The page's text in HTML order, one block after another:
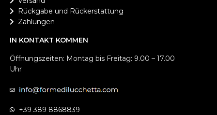
Rückgabe und Rückerstattung
Zahlungen
IN KONTAKT KOMMEN
Öffnungszeiten: Montag bis Freitag: 9.00 – 17.00
Uhr
+39 389 8868839